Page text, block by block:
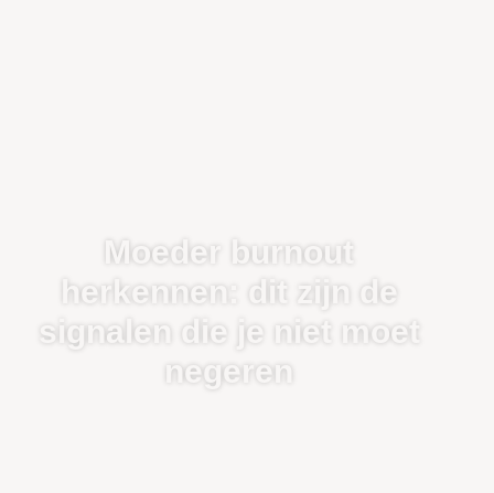
Moeder burnout
herkennen: dit zijn de
signalen die je niet moet
negeren